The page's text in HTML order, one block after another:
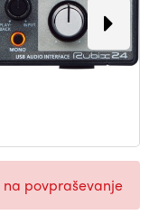
na povpraševanje